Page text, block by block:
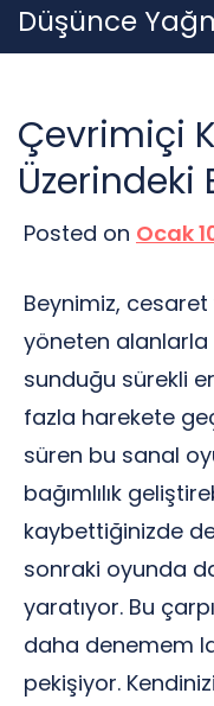
Skip
to
Düşünce
Çevrimiçi
Üzerindeki
Posted on Ocak
Beynimiz, cesaret
yöneten alanlarla
sunduğu sürekli
fazla harekete
süren bu sanal
bağımlılık
kaybettiğinizde
sonraki oyunda
yaratıyor. Bu
daha denemem
pekişiyor.